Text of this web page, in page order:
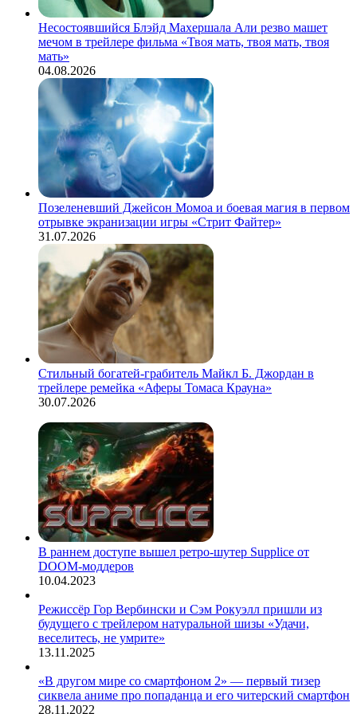
Несостоявшийся Блэйд Махершала Али резво машет
мечом в трейлере фильма «Твоя мать, твоя мать, твоя
мать»
04.08.2026
Позеленевший Джейсон Момоа и боевая магия в первом
отрывке экранизации игры «Стрит Файтер»
31.07.2026
Стильный богатей-грабитель Майкл Б. Джордан в
трейлере ремейка «Аферы Томаса Крауна»
30.07.2026
В раннем доступе вышел ретро-шутер Supplice от
DOOM-моддеров
10.04.2023
Режиссёр Гор Вербински и Сэм Рокуэлл пришли из
будущего с трейлером натуральной шизы «Удачи,
веселитесь, не умрите»
13.11.2025
«В другом мире со смартфоном 2» — первый тизер
сиквела аниме про попаданца и его читерский смартфон
28.11.2022